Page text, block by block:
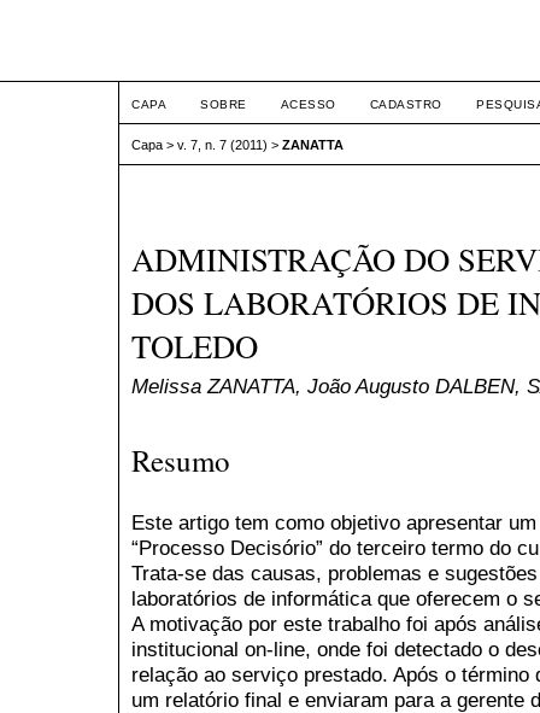
CAPA SOBRE ACESSO CADASTRO
Capa > v. 7, n. 7 (2011) > ZANATTA
ADMINISTRAÇÃO DO
DOS LABORATÓRIOS DE
TOLEDO
Melissa ZANATTA, João Augusto DALBEN,
Resumo
Este artigo tem como objetivo apresentar
“Processo Decisório” do terceiro termo do
Trata-se das causas, problemas e
laboratórios de informática que oferecem o
A motivação por este trabalho foi após
institucional on-line, onde foi detectado o
relação ao serviço prestado. Após o
um relatório final e enviaram para a gerente